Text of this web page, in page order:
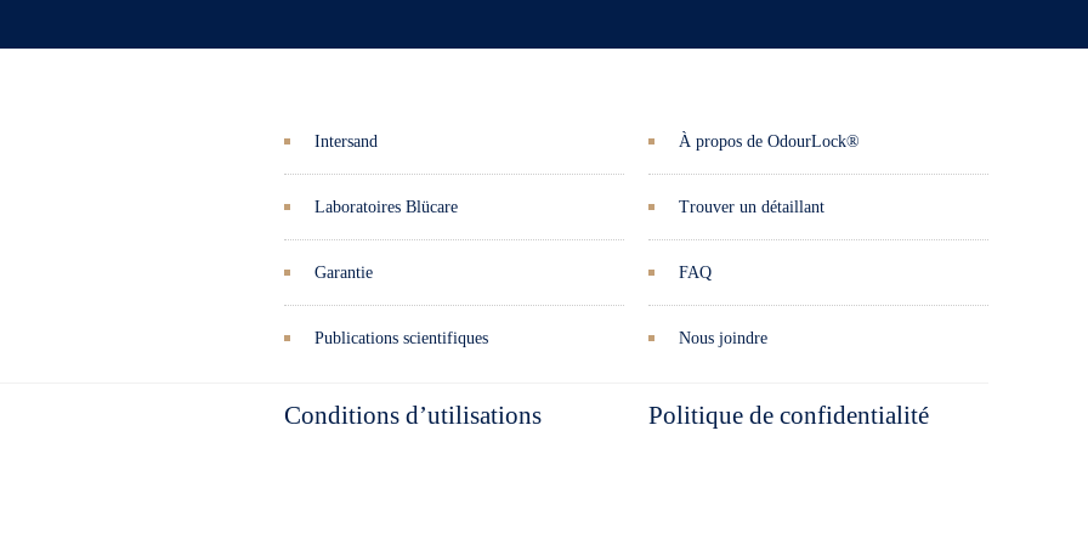
Intersand
Laboratoires Blücare
Garantie
Publications scientifiques
À propos de OdourLock®
Trouver un détaillant
FAQ
Nous joindre
Conditions d’utilisations Politique de confidentialité